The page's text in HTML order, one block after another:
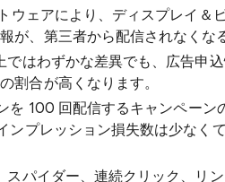
ウェアにより、ディスプレイ＆
が、第三者から配信されなくな
ではわずかな差異でも、広告申
割合が高くなります。
を 100 回配信するキャンペーン
ンプレッション損失数は少なく
スパイダー、連続クリック、リ